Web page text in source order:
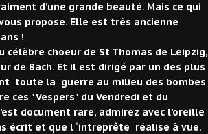
d’une grande beauté. Mais ce qui
propose. Elle est très ancienne
!
choeur de St Thomas de Leipzig,
de Bach. Et il est dirigé par un des plus
toute la guerre au milieu des bombes
ces "Vespers" du Vendredi et du
document rare, admirez avec l’oreille
écrit et que l ‘intreprête réalise à vue.